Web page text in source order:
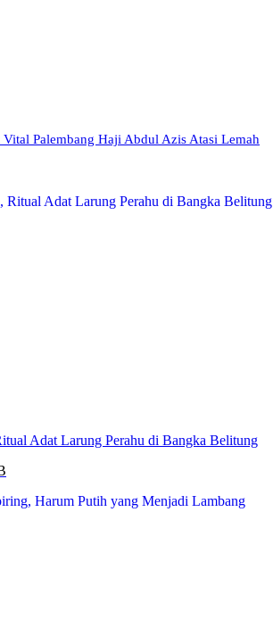
Vital Palembang Haji Abdul Azis Atasi Lemah
Adat Larung Perahu di Bangka Belitung